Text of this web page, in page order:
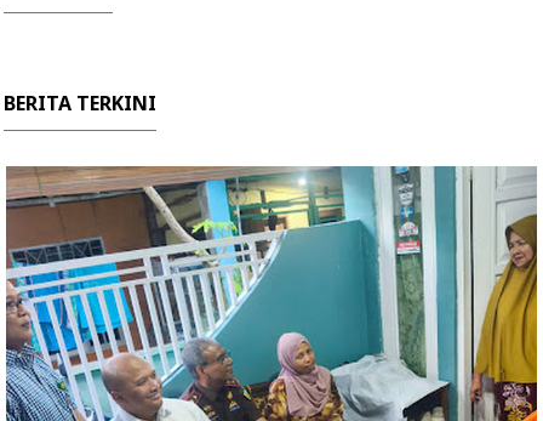
BERITA TERKINI